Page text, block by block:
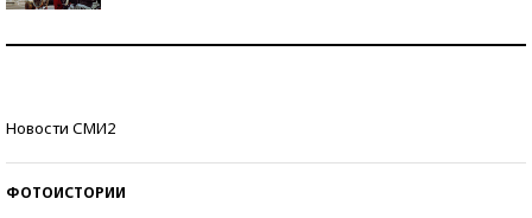
Новости СМИ2
ФОТОИСТОРИИ